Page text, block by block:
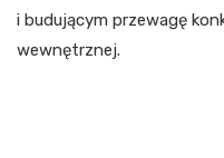
i budującym przewagę
wewnętrznej.